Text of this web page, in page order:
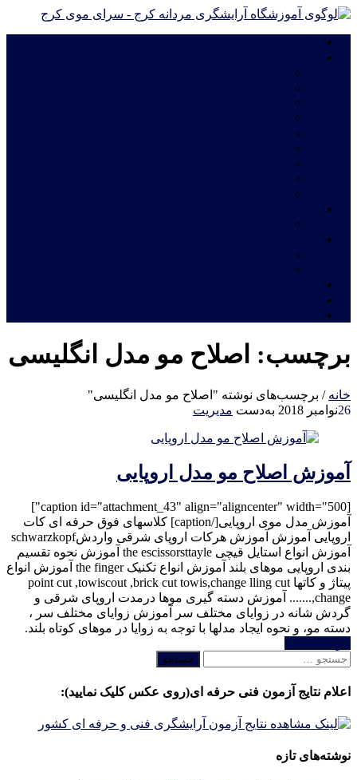
برچسب: اصلاح مو مدل انگلیسی
خانه / برچسب‌های نوشته "اصلاح مو مدل انگلیسی"
26نوامبر 2018 به‌دست مدیریت
آموزش اصلاح مو مدل اروپایی
[caption id="attachment_43" align="aligncenter" width="500"]
آموزش مدل موی اروپایی[/caption] کلاسهای فوق حرفه ای کات
اروپایی آموزش آموزش هرکات اروپای شرقی واردشschwarzkopf
آموزش انواع استایل قیچی the escissorsttayle آموزش نحوه تقسیم
بندی اروپایی موهای بلند آموزش انواع تکنیک the finger آموزش انواع
پیتاژ و کاتها point cut ,towiscout ,brick cut towis,change lling cut
change,....... آموزش دسته گیری موها درمدت اروپای شرقی و
گردش شانه در زوایای مختلف سر آموزش زوایای مختلف سر ،
دسته مو، و نحوه ایجاد مدلها با توجه به زوایا در موهای کوتاه بلند.
جستجو
اعلام نتایج آزمون فنی حرفه ای(روی عکس کلیک نمایید):
نوشته‌های تازه